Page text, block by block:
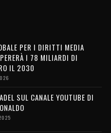
PER I DIRITTI MEDIA
I 78 MILIARDI DI
IL 2030
SUL CANALE YOUTUBE DI